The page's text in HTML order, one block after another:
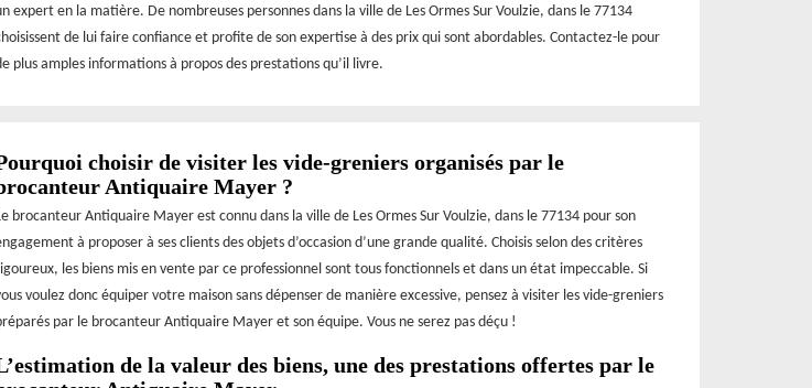
expert en la matière. De nombreuses personnes dans la ville de Les Ormes Sur Voulzie, dans le 77134
de lui faire confiance et profite de son expertise à des prix qui sont abordables. Contactez-le pour
plus amples informations à propos des prestations qu’il livre.
choisir de visiter les vide-greniers organisés par le
Antiquaire Mayer ?
brocanteur Antiquaire Mayer est connu dans la ville de Les Ormes Sur Voulzie, dans le 77134 pour son
à proposer à ses clients des objets d’occasion d’une grande qualité. Choisis selon des critères
les biens mis en vente par ce professionnel sont tous fonctionnels et dans un état impeccable. Si
voulez donc équiper votre maison sans dépenser de manière excessive, pensez à visiter les vide-greniers
par le brocanteur Antiquaire Mayer et son équipe. Vous ne serez pas déçu !
de la valeur des biens, une des prestations offertes par le